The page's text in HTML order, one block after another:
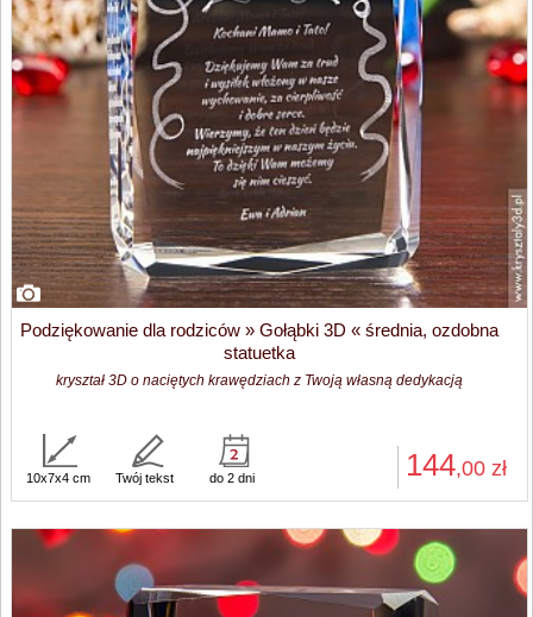
Podziękowanie dla rodziców » Gołąbki 3D « średnia, ozdobna
statuetka
kryształ 3D o naciętych krawędziach z Twoją własną dedykacją
144,00 zł
10x7x4 cm Twój tekst do 2 dni